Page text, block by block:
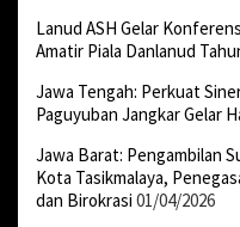
Lanud ASH Gelar
Amatir Piala Danlanud
Jawa Tengah: Perkuat
Paguyuban Jangkar Gelar
Jawa Barat: Pengambilan
Kota Tasikmalaya,
dan Birokrasi 01/04/2026